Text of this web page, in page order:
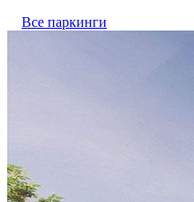
Все паркинги